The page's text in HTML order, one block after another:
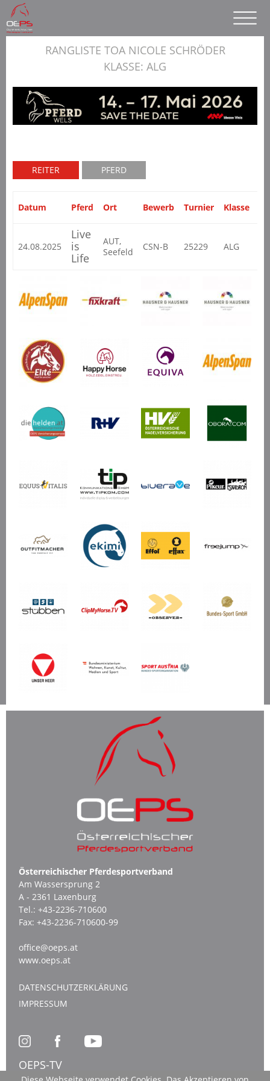
RANGLISTE TOA NICOLE SCHRÖDER
KLASSE: ALG
REITER PFERD
Datum Pferd Ort Bewerb Turnier Klasse
24.08.2025
Live
is
Life
AUT,
Seefeld
CSN-B 25229 ALG
Österreichischer Pferdesportverband
Am Wassersprung 2
A - 2361 Laxenburg
Tel.: +43-2236-710600
Fax: +43-2236-710600-99
office@oeps.at
www.oeps.at
DATENSCHUTZERKLÄRUNG
IMPRESSUM
OEPS-TV